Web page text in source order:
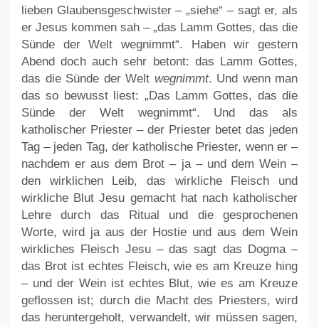
lieben Glaubensgeschwister – „siehe“ – sagt er, als
er Jesus kommen sah – „das Lamm Gottes, das die
Sünde der Welt wegnimmt“. Haben wir gestern
Abend doch auch sehr betont: das Lamm Gottes,
das die Sünde der Welt wegnimmt. Und wenn man
das so bewusst liest: „Das Lamm Gottes, das die
Sünde der Welt wegnimmt“. Und das als
katholischer Priester – der Priester betet das jeden
Tag – jeden Tag, der katholische Priester, wenn er –
nachdem er aus dem Brot – ja – und dem Wein –
den wirklichen Leib, das wirkliche Fleisch und
wirkliche Blut Jesu gemacht hat nach katholischer
Lehre durch das Ritual und die gesprochenen
Worte, wird ja aus der Hostie und aus dem Wein
wirkliches Fleisch Jesu – das sagt das Dogma –
das Brot ist echtes Fleisch, wie es am Kreuze hing
– und der Wein ist echtes Blut, wie es am Kreuze
geflossen ist; durch die Macht des Priesters, wird
das heruntergeholt, verwandelt, wir müssen sagen,